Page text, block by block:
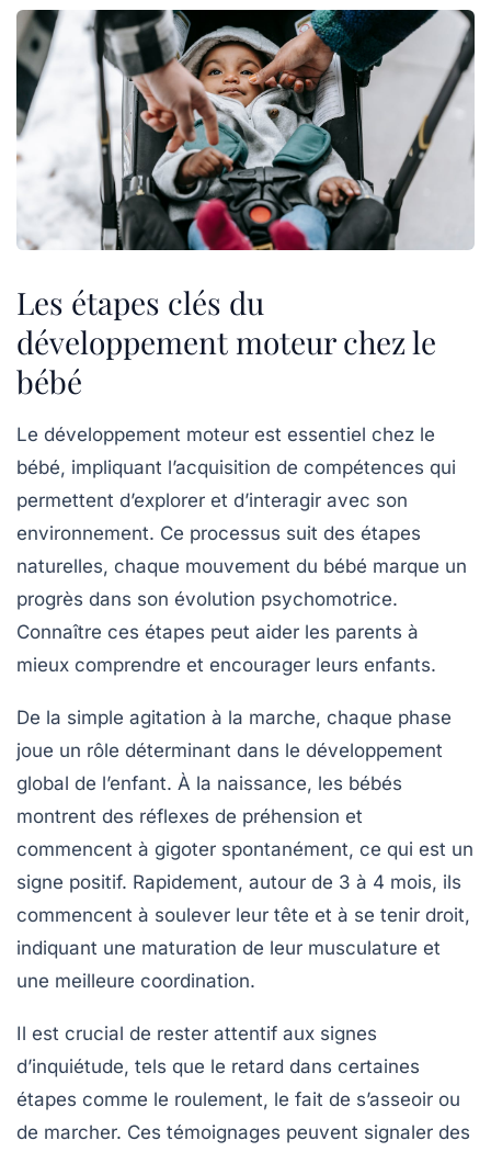
Les étapes clés du
développement moteur chez le
bébé
Le développement moteur est essentiel chez le
bébé, impliquant l’acquisition de compétences qui
permettent d’explorer et d’interagir avec son
environnement. Ce processus suit des étapes
naturelles, chaque mouvement du bébé marque un
progrès dans son évolution psychomotrice.
Connaître ces étapes peut aider les parents à
mieux comprendre et encourager leurs enfants.
De la simple agitation à la marche, chaque phase
joue un rôle déterminant dans le développement
global de l’enfant. À la naissance, les bébés
montrent des réflexes de préhension et
commencent à gigoter spontanément, ce qui est un
signe positif. Rapidement, autour de 3 à 4 mois, ils
commencent à soulever leur tête et à se tenir droit,
indiquant une maturation de leur musculature et
une meilleure coordination.
Il est crucial de rester attentif aux signes
d’inquiétude, tels que le retard dans certaines
étapes comme le roulement, le fait de s’asseoir ou
de marcher. Ces témoignages peuvent signaler des